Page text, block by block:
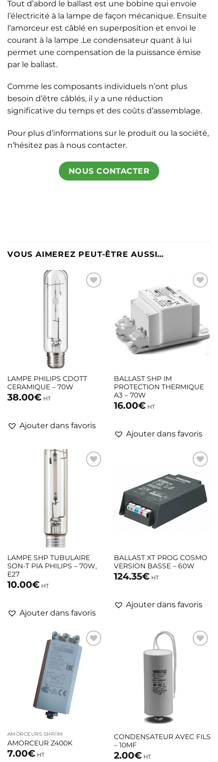
Tout d’abord le ballast est une bobine qui envoie
l’électricité à la lampe de façon mécanique. Ensuite
l’amorceur est câblé en superposition et envoi le
courant à la lampe .Le condensateur quant à lui
permet une compensation de la puissance émise
par le ballast.
Comme les composants individuels n’ont plus
besoin d’être câblés, il y a une réduction
significative du temps et des coûts d’assemblage.
Pour plus d’informations sur le produit ou la société,
n’hésitez pas à nous contacter.
NOUS CONTACTER
VOUS AIMEREZ PEUT-ÊTRE AUSSI…
LAMPE PHILIPS CDOTT
CERAMIQUE – 70W
38.00€ HT
Ajouter dans favoris
BALLAST SHP IM
PROTECTION THERMIQUE
A3 – 70W
16.00€ HT
Ajouter dans favoris
LAMPE SHP TUBULAIRE
SON-T PIA PHILIPS – 70W,
E27
10.00€ HT
Ajouter dans favoris
BALLAST XT PROG COSMO
VERSION BASSE – 60W
124.35€ HT
Ajouter dans favoris
Ajouter
à la liste
d’envies
AMORCEURS SHP/IM
AMORCEUR Z400K
7.00€ HT
CONDENSATEUR AVEC FILS
– 10MF
2.00€ HT